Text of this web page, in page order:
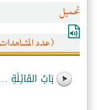
تحميل
(عدد
بَابُ